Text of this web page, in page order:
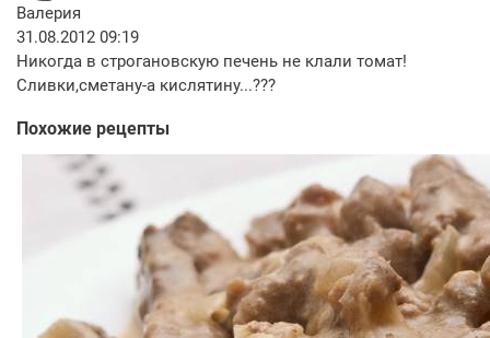
Валерия
31.08.2012 09:19
Никогда в строгановскую печень не клали томат!
Сливки,сметану-а кислятину...???
Похожие рецепты